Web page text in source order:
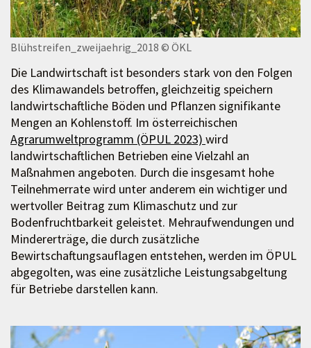
Blühstreifen_zweijaehrig_2018 © ÖKL
Die Landwirtschaft ist besonders stark von den Folgen
des Klimawandels betroffen, gleichzeitig speichern
landwirtschaftliche Böden und Pflanzen signifikante
Mengen an Kohlenstoff. Im österreichischen
Agrarumweltprogramm (ÖPUL 2023) wird
landwirtschaftlichen Betrieben eine Vielzahl an
Maßnahmen angeboten. Durch die insgesamt hohe
Teilnehmerrate wird unter anderem ein wichtiger und
wertvoller Beitrag zum Klimaschutz und zur
Bodenfruchtbarkeit geleistet. Mehraufwendungen und
Mindererträge, die durch zusätzliche
Bewirtschaftungsauflagen entstehen, werden im ÖPUL
abgegolten, was eine zusätzliche Leistungsabgeltung
für Betriebe darstellen kann.